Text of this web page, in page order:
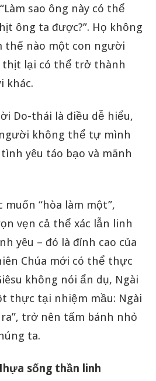
sao ông này có thể
ông ta được?”. Họ không
thế nào một con người
thịt lại có thể trở thành
khác.
Do-thái là điều dễ hiểu,
không thể tự mình
yêu táo bạo và mãnh
muốn “hòa làm một”,
vẹn cả thể xác lẫn linh
yêu – đó là đỉnh cao của
Chúa mới có thể thực
không nói ẩn dụ, Ngài
thực tại nhiệm mầu: Ngài
trở nên tấm bánh nhỏ
ta.
sống thần linh